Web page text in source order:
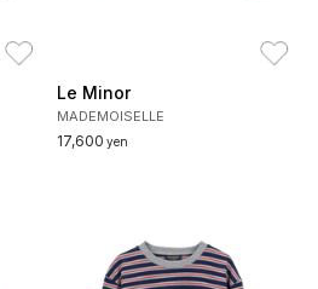
Le Minor
MADEMOISELLE
17,600 yen